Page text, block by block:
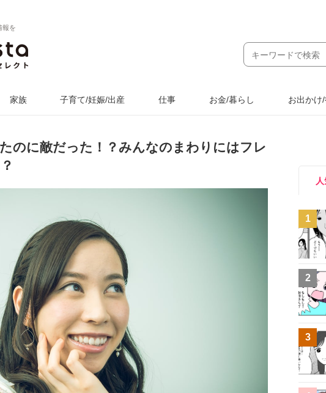
報を
家族 子育て/妊娠/出産 仕事 お金/暮らし お出かけ
のに敵だった！？みんなのまわりにはフレ
1
2
3